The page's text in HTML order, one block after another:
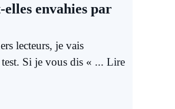
elles envahies par
lecteurs, je vais
Si je vous dis « ...Lire